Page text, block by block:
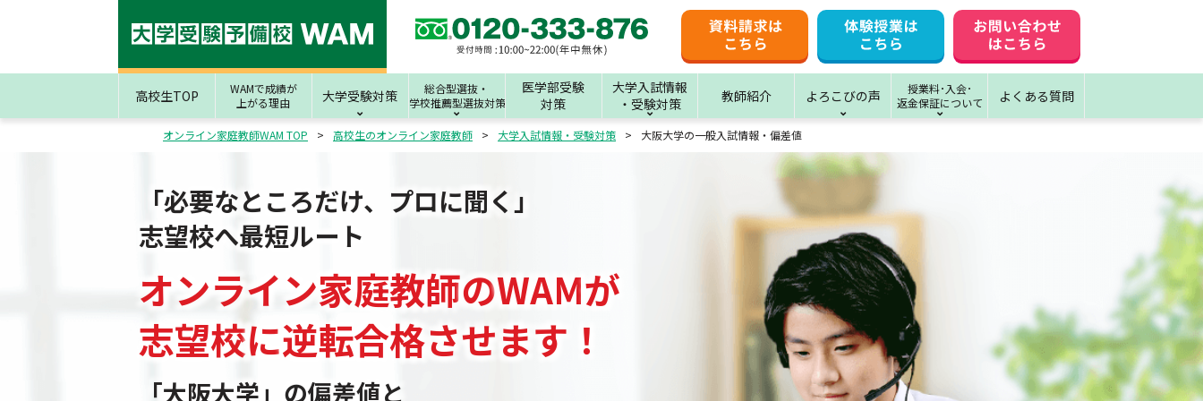
高校生TOP
WAMで成績が
上がる理由
大学受験対策
総合型選抜・
学校推薦型選抜対策
医学部受験
対策
大学入試情報
・受験対策
教師紹介 よろこびの声
授業料･入会･
返金保証について
よくある質問
オンライン家庭教師WAM TOP 高校生のオンライン家庭教師 大学入試情報・受験対策 大阪大学の一般入試情報・偏差値
「必要なところだけ、プロに聞く」
志望校へ最短ルート
オンライン家庭教師のWAMが
志望校に逆転合格させます！
「大阪大学」の偏差値と